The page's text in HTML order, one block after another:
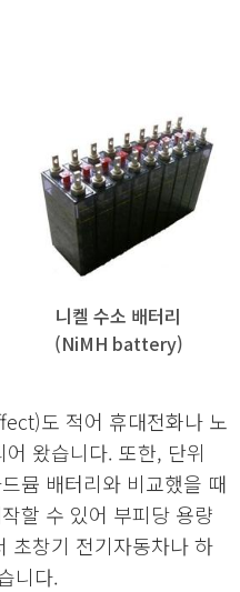
니켈 수소 배터리
(NiMH battery)
도 적어 휴대전화나 노
왔습니다. 또한, 단위
뮴 배터리와 비교했을 때
할 수 있어 부피당 용량
초창기 전기자동차나 하
니다.